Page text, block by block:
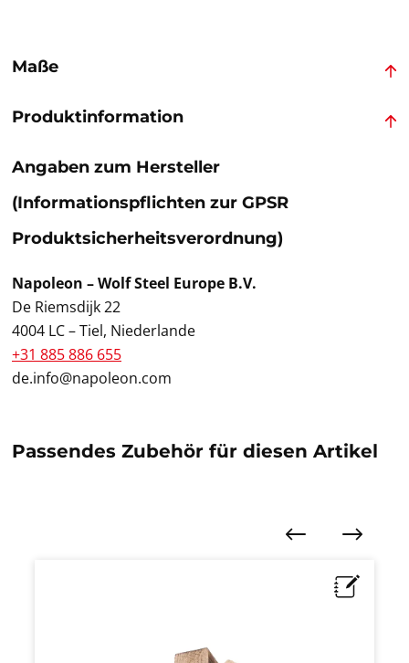
Maße
Produktinformation
Angaben zum Hersteller
(Informationspflichten zur GPSR
Produktsicherheitsverordnung)
Napoleon – Wolf Steel Europe B.V.
De Riemsdijk 22
4004 LC – Tiel, Niederlande
+31 885 886 655
de.info@napoleon.com
Passendes Zubehör für diesen Artikel